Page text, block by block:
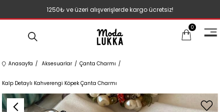
1250₺ ve üzeri alışverişlerde kargo ücretsiz!
0
Anasayfa Aksesuarlar Çanta Charmı
Kalp Detaylı Kahverengi Köpek Çanta Charmı